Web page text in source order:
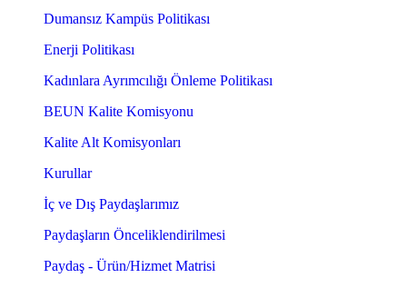
Dumansız Kampüs Politikası
Enerji Politikası
Kadınlara Ayrımcılığı Önleme Politikası
BEUN Kalite Komisyonu
Kalite Alt Komisyonları
Kurullar
İç ve Dış Paydaşlarımız
Paydaşların Önceliklendirilmesi
Paydaş - Ürün/Hizmet Matrisi